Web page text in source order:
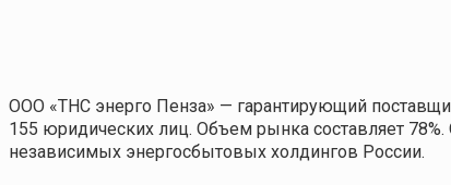
ООО «ТНС энерго Пенза» — гарантирующий
155 юридических лиц. Объем рынка составляет
независимых энергосбытовых холдингов России.